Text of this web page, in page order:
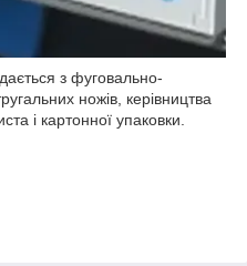
з фуговально-
ножів, керівництва
і картонної упаковки.